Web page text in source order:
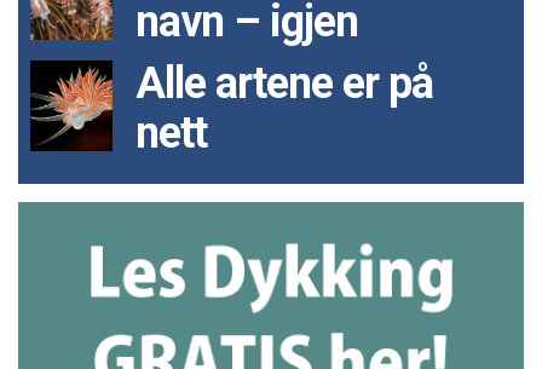
navn – igjen
Alle artene er på
nett